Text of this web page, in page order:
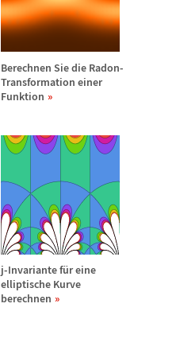
Berechnen Sie die Radon-
Transformation einer
Funktion
j-Invariante für eine
elliptische Kurve
berechnen